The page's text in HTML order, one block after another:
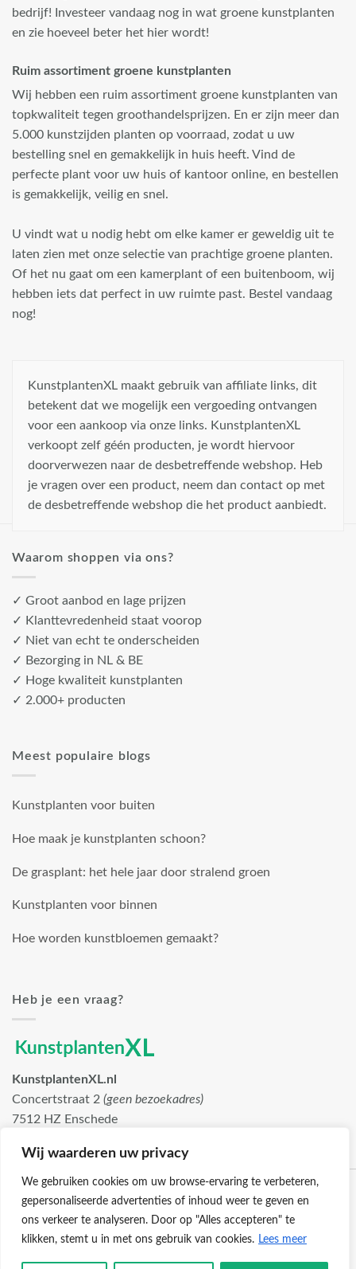
Wij waarderen uw privacy
We gebruiken cookies om uw browse-ervaring te verbeteren,
gepersonaliseerde advertenties of inhoud weer te geven en
ons verkeer te analyseren. Door op "Alles accepteren" te
klikken, stemt u in met ons gebruik van cookies. Lees meer
bedrijf! Investeer vandaag nog in wat groene kunstplanten
en zie hoeveel beter het hier wordt!
Ruim assortiment groene kunstplanten
Wij hebben een ruim assortiment groene kunstplanten van
topkwaliteit tegen groothandelsprijzen. En er zijn meer dan
5.000 kunstzijden planten op voorraad, zodat u uw
bestelling snel en gemakkelijk in huis heeft. Vind de
perfecte plant voor uw huis of kantoor online, en bestellen
is gemakkelijk, veilig en snel.
U vindt wat u nodig hebt om elke kamer er geweldig uit te
laten zien met onze selectie van prachtige groene planten.
Of het nu gaat om een kamerplant of een buitenboom, wij
hebben iets dat perfect in uw ruimte past. Bestel vandaag
nog!
KunstplantenXL maakt gebruik van affiliate links, dit
betekent dat we mogelijk een vergoeding ontvangen
voor een aankoop via onze links. KunstplantenXL
verkoopt zelf géén producten, je wordt hiervoor
doorverwezen naar de desbetreffende webshop. Heb
je vragen over een product, neem dan contact op met
de desbetreffende webshop die het product aanbiedt.
Waarom shoppen via ons?
✓ Groot aanbod en lage prijzen
✓ Klanttevredenheid staat voorop
✓ Niet van echt te onderscheiden
✓ Bezorging in NL & BE
✓ Hoge kwaliteit kunstplanten
✓ 2.000+ producten
Meest populaire blogs
Kunstplanten voor buiten
Hoe maak je kunstplanten schoon?
De grasplant: het hele jaar door stralend groen
Kunstplanten voor binnen
Hoe worden kunstbloemen gemaakt?
Heb je een vraag?
KunstplantenXL.nl
Concertstraat 2 (geen bezoekadres)
7512 HZ Enschede